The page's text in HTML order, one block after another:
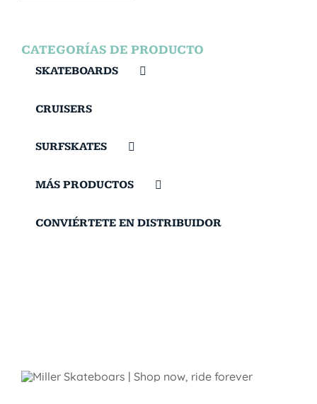
CATEGORÍAS DE PRODUCTO
SKATEBOARDS
CRUISERS
SURFSKATES
MÁS PRODUCTOS
CONVIÉRTETE EN DISTRIBUIDOR